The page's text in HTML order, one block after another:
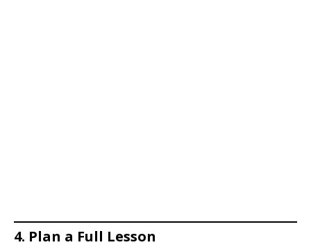
4. Plan a Full Lesson